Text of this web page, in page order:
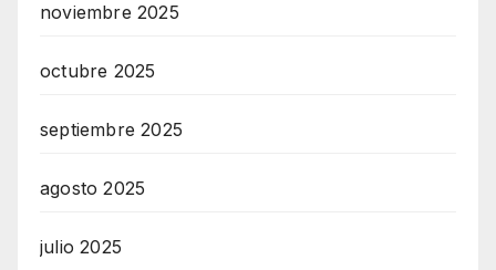
noviembre 2025
octubre 2025
septiembre 2025
agosto 2025
julio 2025